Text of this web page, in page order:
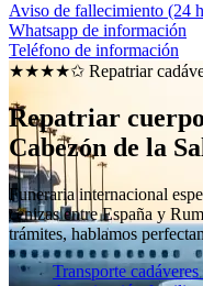
Aviso de fallecimiento (24
Whatsapp de información
Teléfono de información
★★★★✩ Repatriar
Repatriar
Cabezón de la
Funeraria internacional
cenizas entre España y
trámites, hablamos
Transporte